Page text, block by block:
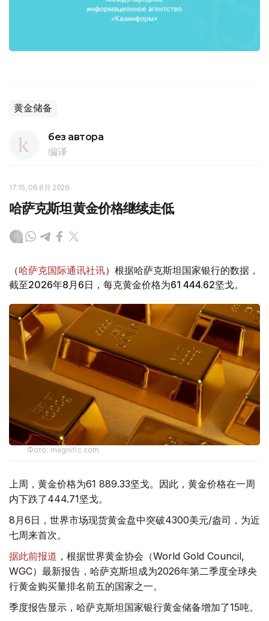
黄金储备
без автора
编译
17:15, 06 8月 2026
哈萨克斯坦黄金价格继续走低
（哈萨克国际通讯社讯）根据哈萨克斯坦国家银行的数据，
截至2026年8月6日，每克黄金价格为61 444.62坚戈。
Фото: magnific.com
上周，黄金价格为61 889.33坚戈。因此，黄金价格在一周
内下跌了444.71坚戈。
8月6日，世界市场现货黄金盘中突破4300美元/盎司，为近
七周来首次。
据此前报道 ，根据世界黄金协会（World Gold Council,
WGC）最新报告，哈萨克斯坦成为2026年第二季度全球央
行黄金购买量排名前五的国家之一。
季度报告显示，哈萨克斯坦国家银行黄金储备增加了15吨。